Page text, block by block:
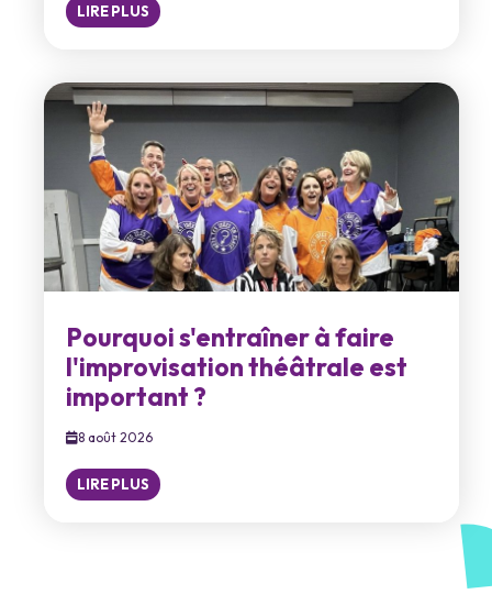
LIRE PLUS
Pourquoi s'entraîner à faire
l'improvisation théâtrale est
important ?
8 août 2026
LIRE PLUS